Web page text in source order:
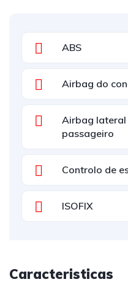
ABS
Airbag do
Airbag
passageiro
Controlo de
ISOFIX
Caracteristicas